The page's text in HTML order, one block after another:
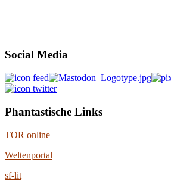
Social Media
Phantastische Links
TOR online
Weltenportal
sf-lit